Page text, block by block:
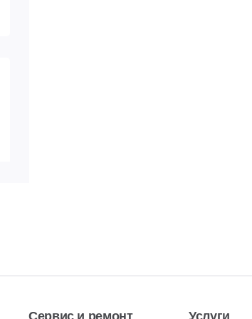
Сервис и ремонт Услуги